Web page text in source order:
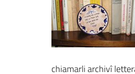
chiamarli archivî